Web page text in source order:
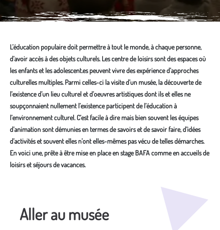
L’éducation populaire doit permettre à tout le monde, à chaque personne,
d’avoir accès à des objets culturels. Les centre de loisirs sont des espaces où
les enfants et les adolescent.es peuvent vivre des expérience d’approches
culturelles multiples. Parmi celles-ci la visite d’un musée, la découverte de
l’existence d’un lieu culturel et d’oeuvres artistiques dont ils et elles ne
soupçonnaient nullement l’existence participent de l’éducation à
l’environnement culturel. C’est facile à dire mais bien souvent les équipes
d’animation sont démunies en termes de savoirs et de savoir faire, d’idées
d’activités et souvent elles n’ont elles-mêmes pas vécu de telles démarches.
En voici une, prête à être mise en place en stage BAFA comme en accueils de
loisirs et séjours de vacances.
Aller au musée